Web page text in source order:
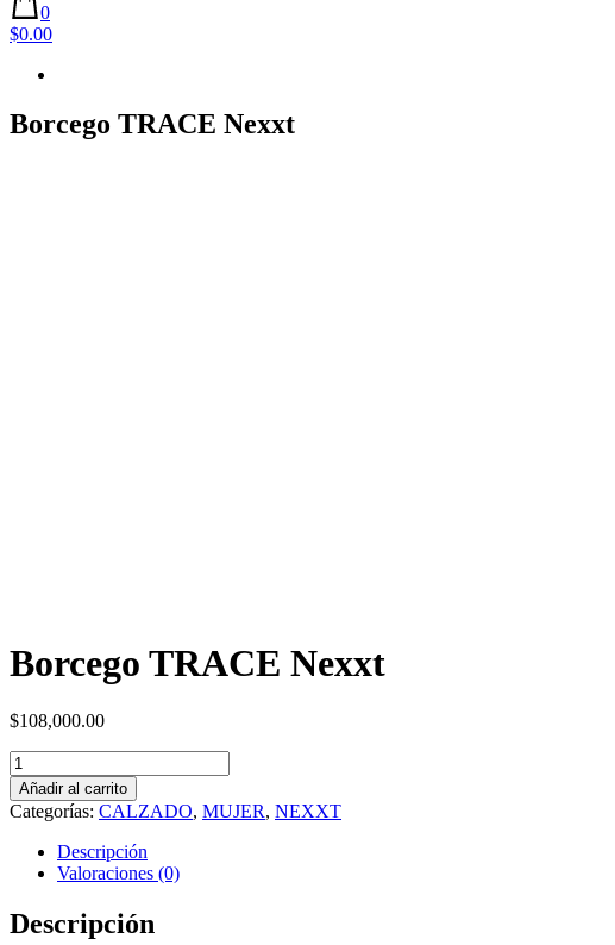
0
$0.00
Borcego TRACE Nexxt
Borcego TRACE Nexxt
$108,000.00
Borcego
TRACE
Nexxt
cantidad
Añadir al carrito
Categorías: CALZADO, MUJER, NEXXT
Descripción
Valoraciones (0)
Descripción